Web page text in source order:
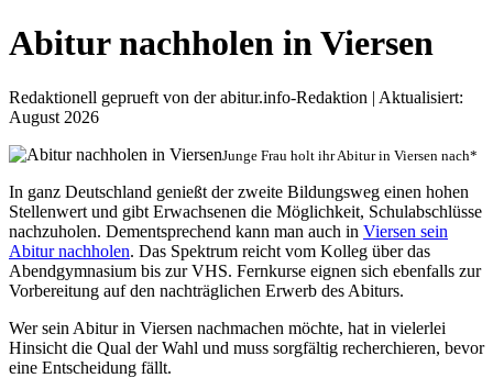
Abitur nachholen in Viersen
Redaktionell geprueft von der abitur.info-Redaktion | Aktualisiert:
August 2026
Junge Frau holt ihr Abitur in Viersen nach*
In ganz Deutschland genießt der zweite Bildungsweg einen hohen
Stellenwert und gibt Erwachsenen die Möglichkeit, Schulabschlüsse
nachzuholen. Dementsprechend kann man auch in Viersen sein
Abitur nachholen. Das Spektrum reicht vom Kolleg über das
Abendgymnasium bis zur VHS. Fernkurse eignen sich ebenfalls zur
Vorbereitung auf den nachträglichen Erwerb des Abiturs.
Wer sein Abitur in Viersen nachmachen möchte, hat in vielerlei
Hinsicht die Qual der Wahl und muss sorgfältig recherchieren, bevor
eine Entscheidung fällt.